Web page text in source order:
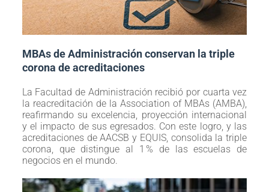
MBAs de Administración conservan la triple
corona de acreditaciones
La Facultad de Administración recibió por cuarta vez
la reacreditación de la Association of MBAs (AMBA),
reafirmando su excelencia, proyección internacional
y el impacto de sus egresados. Con este logro, y las
acreditaciones de AACSB y EQUIS, consolida la triple
corona, que distingue al 1 % de las escuelas de
negocios en el mundo.